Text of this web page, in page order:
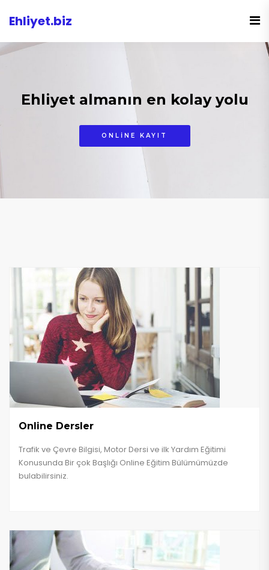
Ehliyet.biz
Ehliyet almanın en kolay yolu
ONLINE KAYIT
Online Dersler
Trafik ve Çevre Bilgisi, Motor Dersi ve ilk Yardım Eğitimi
Konusunda Bir çok Başlığı Online Eğitim Bülümümüzde
bulabilirsiniz.